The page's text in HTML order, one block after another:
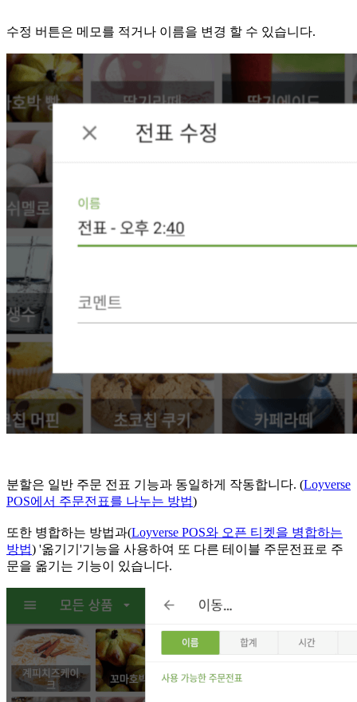
수정 버튼은 메모를 적거나 이름을 변경 할 수 있습니다.
분할은 일반 주문 전표 기능과 동일하게 작동합니다. (Loyverse
POS에서 주문전표를 나누는 방법)
또한 병합하는 방법과(Loyverse POS와 오픈 티켓을 병합하는
방법) '옮기기'기능을 사용하여 또 다른 테이블 주문전표로 주
문을 옮기는 기능이 있습니다.